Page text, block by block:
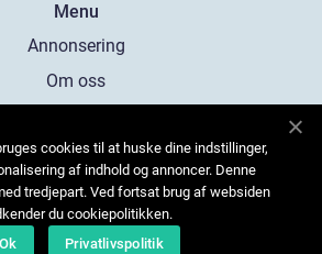
Menu
Annonsering
Om oss
Kontakta oss
Sitemap
cookies til at huske dine indstillinger,
af indhold og annoncer. Denne
tredjepart. Ved fortsat brug af websiden
du cookiepolitikken.
Ok
Privatlivspolitik